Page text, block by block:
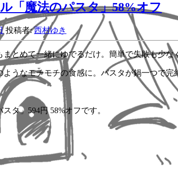
「魔法のパスタ」58%オフ
投稿者:西村ゆき
とめて一緒にゆでるだけ。簡単で失敗も少な
うなモチモチの食感に。パスタが鍋一つで完
タ」594円 58%オフです。